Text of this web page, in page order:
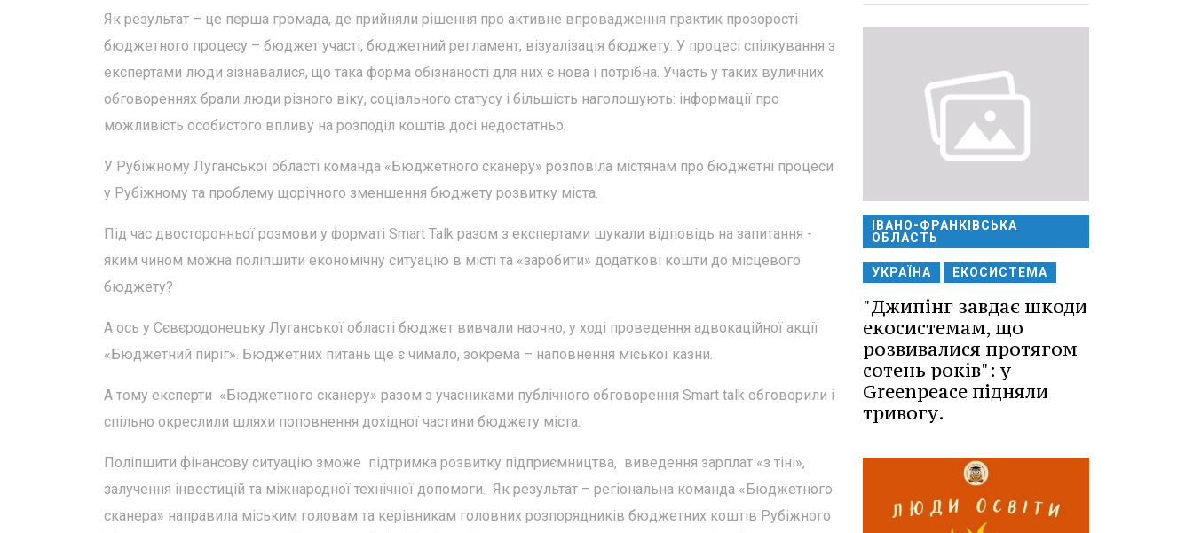
Як результат – це перша громада, де прийняли рішення про активне впровадження практик прозорості
бюджетного процесу – бюджет участі, бюджетний регламент, візуалізація бюджету. У процесі спілкування з
експертами люди зізнавалися, що така форма обізнаності для них є нова і потрібна. Участь у таких вуличних
обговореннях брали люди різного віку, соціального статусу і більшість наголошують: інформації про
можливість особистого впливу на розподіл коштів досі недостатньо.
У Рубіжному Луганської області команда «Бюджетного сканеру» розповіла містянам про бюджетні процеси
у Рубіжному та проблему щорічного зменшення бюджету розвитку міста.
Під час двосторонньої розмови у форматі Smart Talk разом з експертами шукали відповідь на запитання -
яким чином можна поліпшити економічну ситуацію в місті та «заробити» додаткові кошти до місцевого
бюджету?
А ось у Сєвєродонецьку Луганської області бюджет вивчали наочно, у ході проведення адвокаційної акції
«Бюджетний пиріг». Бюджетних питань ще є чимало, зокрема – наповнення міської казни.
А тому експерти «Бюджетного сканеру» разом з учасниками публічного обговорення Smart talk обговорили і
спільно окреслили шляхи поповнення дохідної частини бюджету міста.
Поліпшити фінансову ситуацію зможе підтримка розвитку підприємництва, виведення зарплат «з тіні»,
залучення інвестицій та міжнародної технічної допомоги. Як результат – регіональна команда «Бюджетного
сканера» направила міським головам та керівникам головних розпорядників бюджетних коштів Рубіжного
ІВАНО-ФРАНКІВСЬКА
ОБЛАСТЬ
УКРАЇНА ЕКОСИСТЕМА
"Джипінг завдає шкоди
екосистемам, що
розвивалися протягом
сотень років": у
Greenpeace підняли
тривогу.